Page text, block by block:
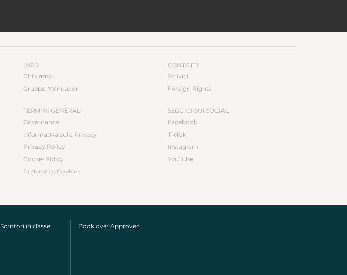
INFO
Chi siamo
Gruppo Mondadori
TERMINI GENERALI
Governance
Informativa sulla Privacy
Privacy Policy
Cookie Policy
Preferenze Cookies
CONTATTI
Scrivici
Foreign Rights
SEGUICI SUI SOCIAL
Facebook
TikTok
Instagram
YouTube
Scrittori in classe Booklover Approved